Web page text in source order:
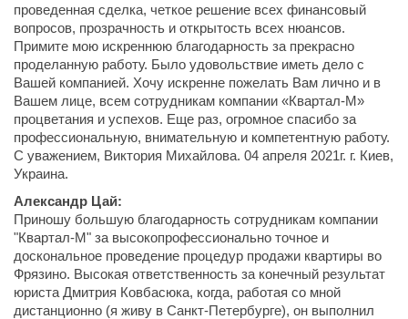
проведенная сделка, четкое решение всех финансовый
вопросов, прозрачность и открытость всех нюансов.
Примите мою искреннюю благодарность за прекрасно
проделанную работу. Было удовольствие иметь дело с
Вашей компанией. Хочу искренне пожелать Вам лично и в
Вашем лице, всем сотрудникам компании «Квартал-М»
процветания и успехов. Еще раз, огромное спасибо за
профессиональную, внимательную и компетентную работу.
С уважением, Виктория Михайлова. 04 апреля 2021г. г. Киев,
Украина.
Александр Цай:
Приношу большую благодарность сотрудникам компании
"Квартал-М" за высокопрофессионально точное и
доскональное проведение процедур продажи квартиры во
Фрязино. Высокая ответственность за конечный результат
юриста Дмитрия Ковбасюка, когда, работая со мной
дистанционно (я живу в Санкт-Петербурге), он выполнил